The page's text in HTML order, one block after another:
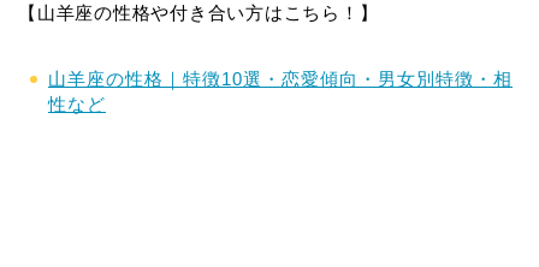
【山羊座の性格や付き合い方はこちら！】
山羊座の性格｜特徴10選・恋愛傾向・男女別特徴・相
性など